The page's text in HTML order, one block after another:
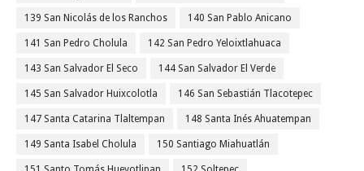
139 San Nicolás de los Ranchos 140 San Pablo Anicano
141 San Pedro Cholula 142 San Pedro Yeloixtlahuaca
143 San Salvador El Seco 144 San Salvador El Verde
145 San Salvador Huixcolotla 146 San Sebastián Tlacotepec
147 Santa Catarina Tlaltempan 148 Santa Inés Ahuatempan
149 Santa Isabel Cholula 150 Santiago Miahuatlán